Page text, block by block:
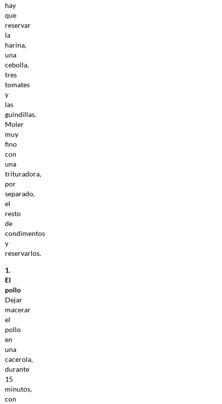
hay
que
reservar
la
harina,
una
cebolla,
tres
tomates
y
las
guindillas.
Moler
muy
fino
con
una
trituradora,
por
separado,
el
resto
de
condimentos
y
reservarlos.
1.
El
pollo
Dejar
macerar
el
pollo
en
una
cacerola,
durante
15
minutos,
con